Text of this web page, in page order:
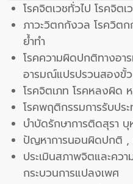
โรคจิตเวชทั่วไป โรคจิต
ภาวะวิตกกังวล โรควิต
ย้ำทำ
โรคความผิดปกติทางอา
อารมณ์แปรปรวนสองขั้ว
โรคจิตเภท โรคหลงผิด
โรคพฤติกรรมการรับปร
บำบัดรักษาการติดสุรา บุ
ปัญหาการนอนผิดปกติ ,
ประเมินสภาพจิตและคว
กระบวนการแปลงเพศ